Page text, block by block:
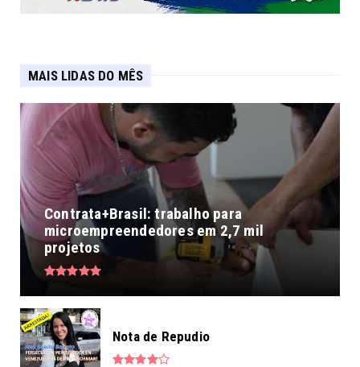
MAIS LIDAS DO MÊS
Contrata+Brasil: trabalho para
microempreendedores em 2,7 mil
projetos
Nota de Repudio